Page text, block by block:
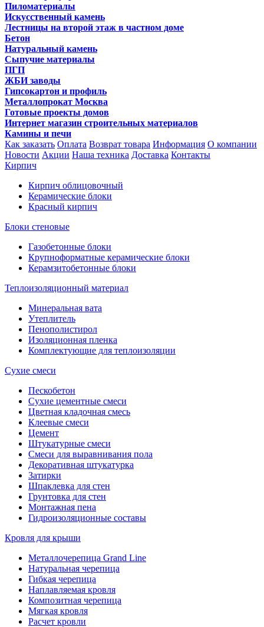
Пиломатериалы
Искусственный камень
Лестницы на второй этаж в частном доме
Бетон
Натуральный камень
Сыпучие материалы
ПГП
ЖБИ заводы
Гипсокартон и профиль
Металлопрокат Москва
Готовые проекты домов
Интернет магазин строительных материалов
Камины и печи
Как заказать Оплата Возврат товара Информация О компании
Новости Акции Наша техника Доставка Контакты
Кирпич
Кирпич облицовочный
Керамические блоки
Красный кирпич
Блоки стеновые
Газобетонные блоки
Крупноформатные керамические блоки
Керамзитобетонные блоки
Теплоизоляционный материал
Минеральная вата
Утеплитель
Пенополистирол
Изоляционная пленка
Комплектующие для теплоизоляции
Сухие смеси
Пескобетон
Сухие цементные смеси
Цветная кладочная смесь
Клеевые смеси
Цемент
Штукатурные смеси
Смеси для выравнивания пола
Декоративная штукатурка
Затирки
Шпаклевка для стен
Грунтовка для стен
Монтажная пена
Гидроизоляционные составы
Кровля для крыши
Металлочерепица Grand Line
Натуральная черепица
Гибкая черепица
Наплавляемая кровля
Композитная черепица
Мягкая кровля
Расчет кровли